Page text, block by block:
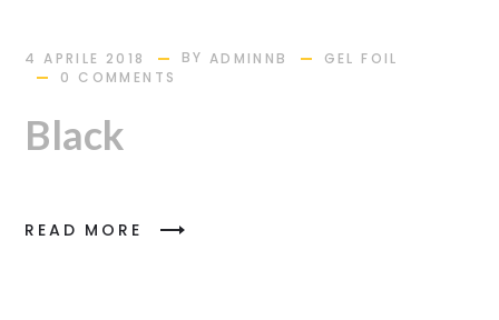
4 APRILE 2018 BY ADMINNB
GEL FOIL
0 COMMENTS
Black
READ MORE